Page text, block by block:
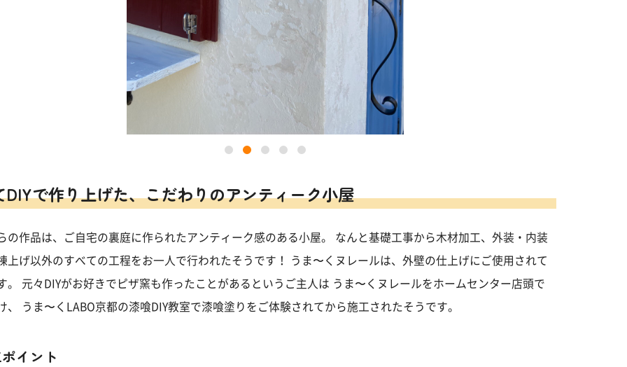
DIYで作り上げた、こだわりのアンティーク小屋
の作品は、ご自宅の裏庭に作られたアンティーク感のある小屋。 なんと基礎工事から木材加工、外装・内装
上げ以外のすべての工程をお一人で行われたそうです！ うま〜くヌレールは、外壁の仕上げにご使用されて
。 元々DIYがお好きでピザ窯も作ったことがあるというご主人は うま〜くヌレールをホームセンター店頭で
、 うま〜くLABO京都の漆喰DIY教室で漆喰塗りをご体験されてから施工されたそうです。
イント